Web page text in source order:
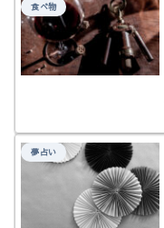
食べ物
夢占い